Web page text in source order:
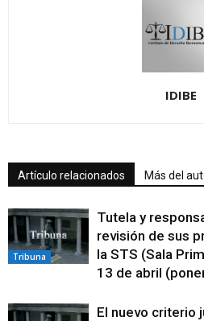
IDIBE
Artículo relacionados Más del
Tribuna
Tutela y
revisión de sus
la STS (Sala
13 de abril
El nuevo criterio